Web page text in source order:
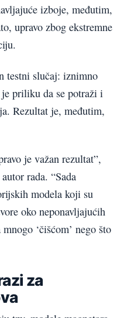
izboje, međutim,
upravo zbog ekstremne
testni slučaj: iznimno
priliku da se potraži i
Rezultat je, međutim,
je važan rezultat”,
rada. “Sada
modela koji su
oko neponavljajućih
‘čišćom’ nego što
za